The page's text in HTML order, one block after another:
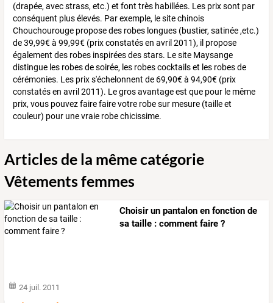
(drapée, avec strass, etc.) et font très habillées. Les prix sont par
conséquent plus élevés. Par exemple, le site chinois
Chouchourouge propose des robes longues (bustier, satinée ,etc.)
de 39,99€ à 99,99€ (prix constatés en avril 2011), il propose
également des robes inspirées des stars. Le site Maysange
distingue les robes de soirée, les robes cocktails et les robes de
cérémonies. Les prix s'échelonnent de 69,90€ à 94,90€ (prix
constatés en avril 2011). Le gros avantage est que pour le même
prix, vous pouvez faire faire votre robe sur mesure (taille et
couleur) pour une vraie robe chicissime.
Articles de la même catégorie
Vêtements femmes
Choisir un pantalon en fonction de
sa taille : comment faire ?
24 juil. 2011